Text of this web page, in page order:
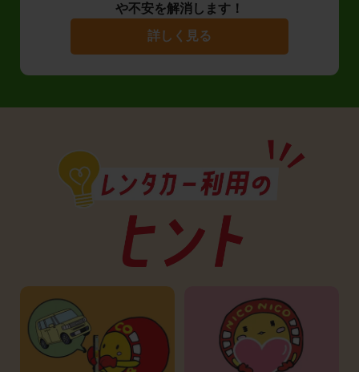
や不安を解消します！
詳しく見る